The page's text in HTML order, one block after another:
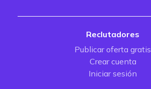
Reclutadores
Publicar oferta gratis
Crear cuenta
Iniciar sesión